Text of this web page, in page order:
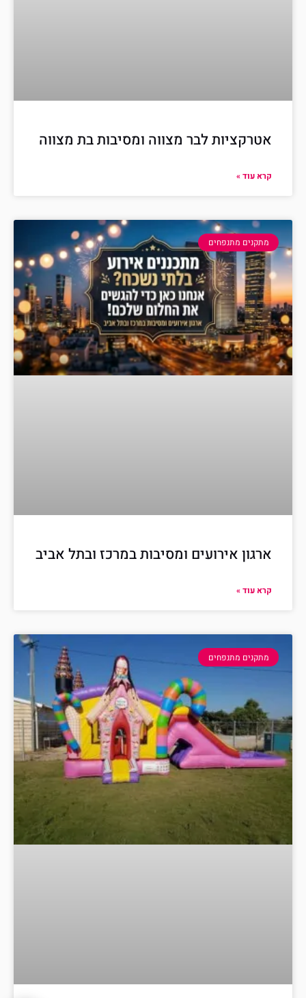
אטרקציות לבר מצווה ומסיבות בת מצווה
קרא עוד »
מתקנים מתנפחים
ארגון אירועים ומסיבות במרכז ובתל אביב
קרא עוד »
מתקנים מתנפחים